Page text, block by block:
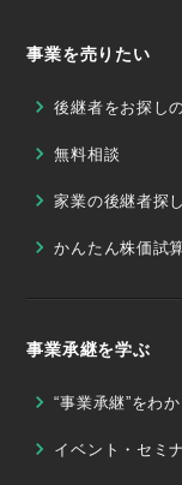
事業を売りたい
後継者をお探し
無料相談
家業の後継者探し
かんたん株価試
事業承継を学ぶ
“事業承継”をわ
イベント・セミ